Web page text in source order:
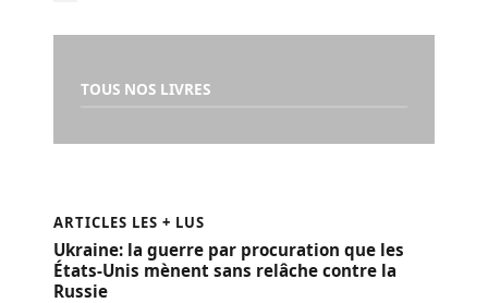
TOUS NOS LIVRES
ARTICLES LES + LUS
Ukraine: la guerre par procuration que les
États-Unis mènent sans relâche contre la
Russie